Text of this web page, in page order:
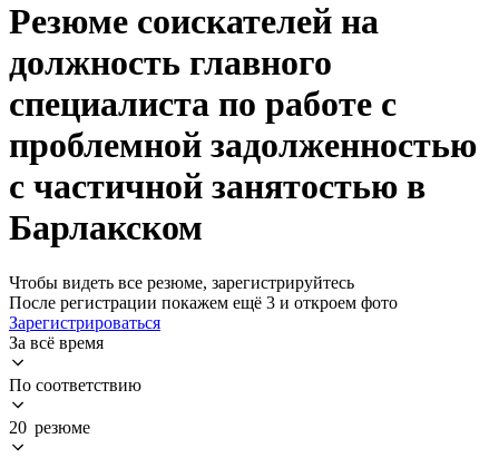
Резюме соискателей на
должность главного
специалиста по работе с
проблемной задолженностью
с частичной занятостью в
Барлакском
Чтобы видеть все резюме, зарегистрируйтесь
После регистрации покажем ещё 3 и откроем фото
Зарегистрироваться
За всё время
По соответствию
20 резюме